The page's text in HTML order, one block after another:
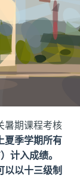
暑期课程考核
夏季学期所有
计入成绩。
以以十三级制